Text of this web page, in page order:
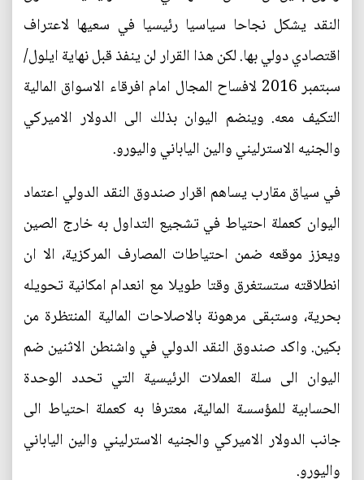
النقد يشكل نجاحا سياسيا رئيسيا في سعيها لاعتراف
اقتصادي دولي بها. لكن هذا القرار لن ينفذ قبل نهاية ايلول/
سبتمبر 2016 لافساح المجال امام افرقاء الاسواق المالية
التكيف معه. وينضم اليوان بذلك الى الدولار الاميركي
والجنيه الاسترليني والين الياباني واليورو.
في سياق مقارب يساهم اقرار صندوق النقد الدولي اعتماد
اليوان كعملة احتياط في تشجيع التداول به خارج الصين
ويعزز موقعه ضمن احتياطات المصارف المركزية، الا ان
انطلاقته ستستغرق وقتا طويلا مع انعدام امكانية تحويله
بحرية، وستبقى مرهونة بالاصلاحات المالية المنتظرة من
بكين. واكد صندوق النقد الدولي في واشنطن الاثنين ضم
اليوان الى سلة العملات الرئيسية التي تحدد الوحدة
الحسابية للمؤسسة المالية، معترفا به كعملة احتياط الى
جانب الدولار الاميركي والجنيه الاسترليني والين الياباني
واليورو.